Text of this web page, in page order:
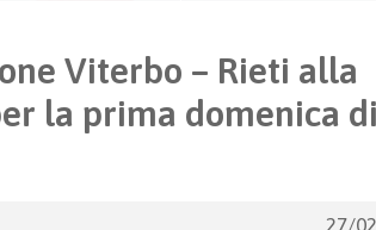
Viterbo – Rieti alla
la prima domenica di
27/